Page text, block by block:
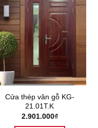
Cửa thép vân gỗ KG-
21.01T.K
2.901.000₫